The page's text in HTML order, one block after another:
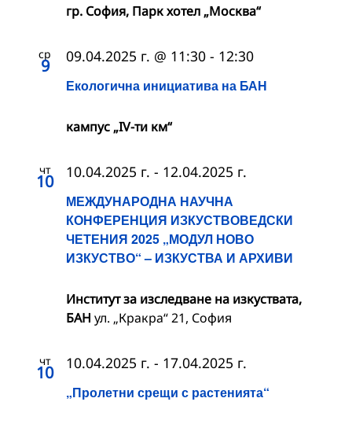
гр. София, Парк хотел „Москва“
ср
9
Екологична инициатива на БАН
09.04.2025 г. @ 11:30 - 12:30
кампус „IV-ти км“
чт
10
МЕЖДУНАРОДНА НАУЧНА
КОНФЕРЕНЦИЯ ИЗКУСТВОВЕДСКИ
ЧЕТЕНИЯ 2025 „МОДУЛ НОВО
ИЗКУСТВО“ – ИЗКУСТВА И АРХИВИ
10.04.2025 г. - 12.04.2025 г.
Институт за изследване на изкуствата,
БАН ул. „Кракра“ 21, София
чт
10
„Пролетни срещи с растенията“
10.04.2025 г. - 17.04.2025 г.